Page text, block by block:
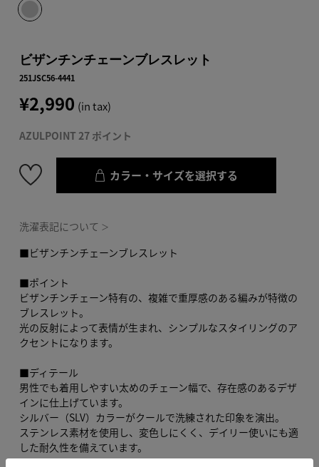
ビザンチンチェーンブレスレット
251JSC56-4441
¥2,990 (in tax)
AZULPOINT 27 ポイント
カラー・サイズを選択する
洗濯表記について ＞
■ビザンチンチェーンブレスレット
■ポイント
ビザンチンチェーン特有の、複雑で重厚感のある編みが特徴の
ブレスレット。
光の反射によって表情が生まれ、シンプルなスタイリングのア
クセントになります。
■ディテール
男性でも着用しやすい太めのチェーン幅で、存在感のあるデザ
インに仕上げています。
シルバー（SLV）カラーがクールで洗練された印象を演出。
ステンレス素材を使用し、変色しにくく、デイリー使いにも適
した耐久性を備えています。